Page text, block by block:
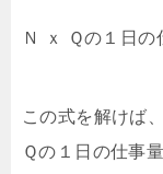
Ｎ ｘ Ｑの１日の
この式を解けば
Ｑの１日の仕事